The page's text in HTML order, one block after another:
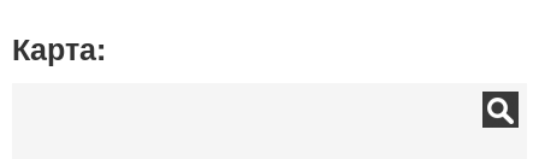
Карта: